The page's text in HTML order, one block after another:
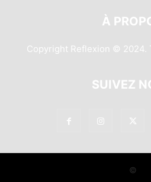
À
Copyright Reflexion © 2024.
SUIVEZ
©